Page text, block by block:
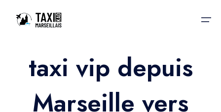
Accueil
Nos services
Nos services
taxi vip depuis
Marseille vers